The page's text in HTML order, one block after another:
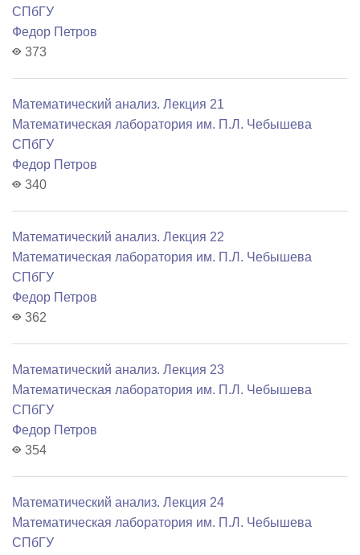
СПбГУ
Федор Петров
373
Математический анализ. Лекция 21
Математичеcкая лаборатория им. П.Л. Чебышева
СПбГУ
Федор Петров
340
Математический анализ. Лекция 22
Математичеcкая лаборатория им. П.Л. Чебышева
СПбГУ
Федор Петров
362
Математический анализ. Лекция 23
Математичеcкая лаборатория им. П.Л. Чебышева
СПбГУ
Федор Петров
354
Математический анализ. Лекция 24
Математичеcкая лаборатория им. П.Л. Чебышева
СПбГУ